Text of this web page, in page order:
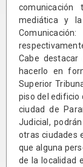
mediática y
Cabe
hacerlo en
Superior
piso del edificio
ciudad de
Judicial,
otras ciudades
que alguna
de la localidad